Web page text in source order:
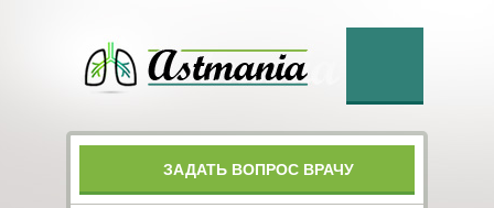
ЗАДАТЬ ВОПРОС ВРАЧУ